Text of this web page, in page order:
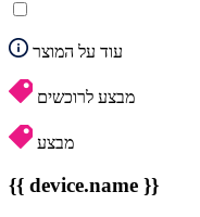
עוד על המוצר
מבצע לרוכשים
מבצע
{{ device.name }}